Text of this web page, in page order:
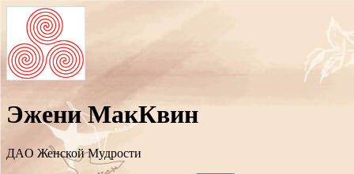
Эжени МакКвин
ДAO Женской Мудрости